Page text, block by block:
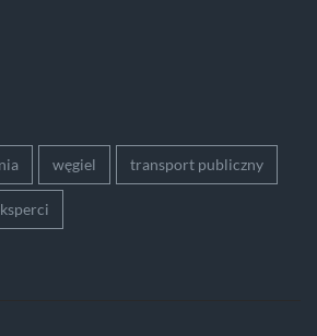
węgiel transport publiczny